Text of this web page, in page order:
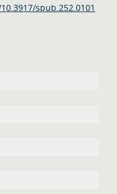
spub.252.0101